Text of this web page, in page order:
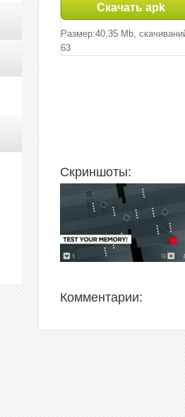
Скачать apk
Размер:40,35 Mb,
63
Скриншоты:
Комментарии: